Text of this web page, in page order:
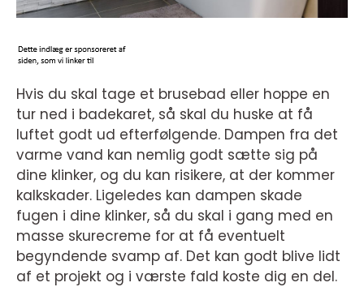
Hvis du skal tage et brusebad eller hoppe en
tur ned i badekaret, så skal du huske at få
luftet godt ud efterfølgende. Dampen fra det
varme vand kan nemlig godt sætte sig på
dine klinker, og du kan risikere, at der kommer
kalkskader. Ligeledes kan dampen skade
fugen i dine klinker, så du skal i gang med en
masse skurecreme for at få eventuelt
begyndende svamp af. Det kan godt blive lidt
af et projekt og i værste fald koste dig en del.